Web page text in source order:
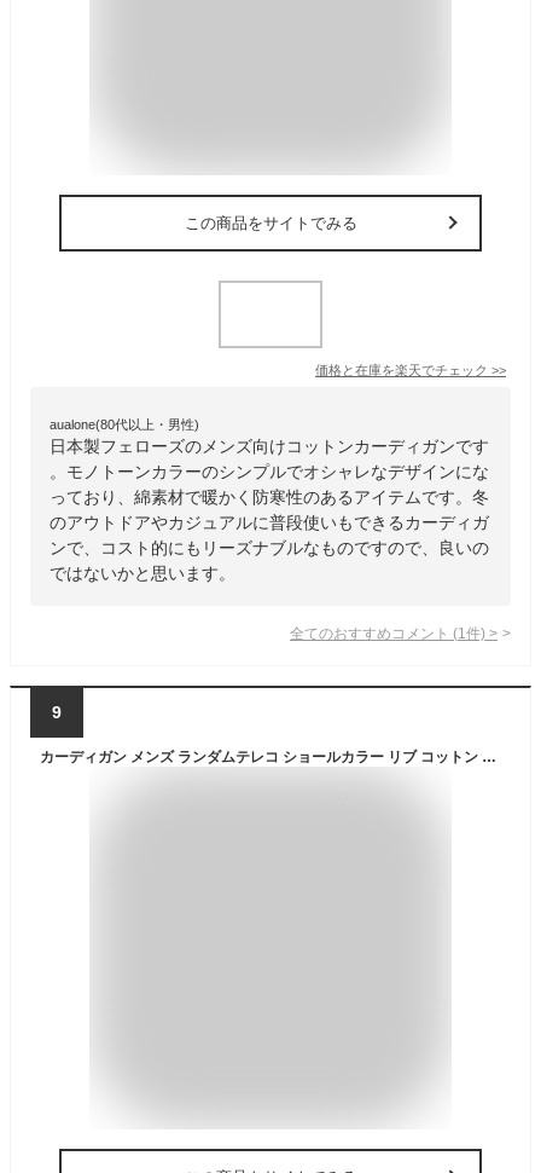
この商品をサイトでみる
価格と在庫を楽天でチェック >>
aualone(80代以上・男性)
日本製フェローズのメンズ向けコットンカーディガンです
。モノトーンカラーのシンプルでオシャレなデザインにな
っており、綿素材で暖かく防寒性のあるアイテムです。冬
のアウトドアやカジュアルに普段使いもできるカーディガ
ンで、コスト的にもリーズナブルなものですので、良いの
ではないかと思います。
全てのおすすめコメント (1 件) >
9
カーディガン メンズ ランダムテレコ ショールカラー リブ コットン カーディガン キレイめ 大人カジュアル